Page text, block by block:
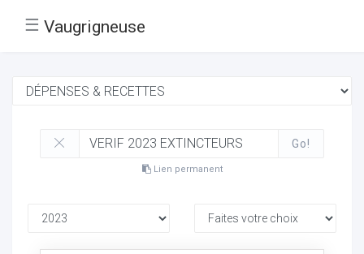
☰ Vaugrigneuse
Go!
Lien permanent